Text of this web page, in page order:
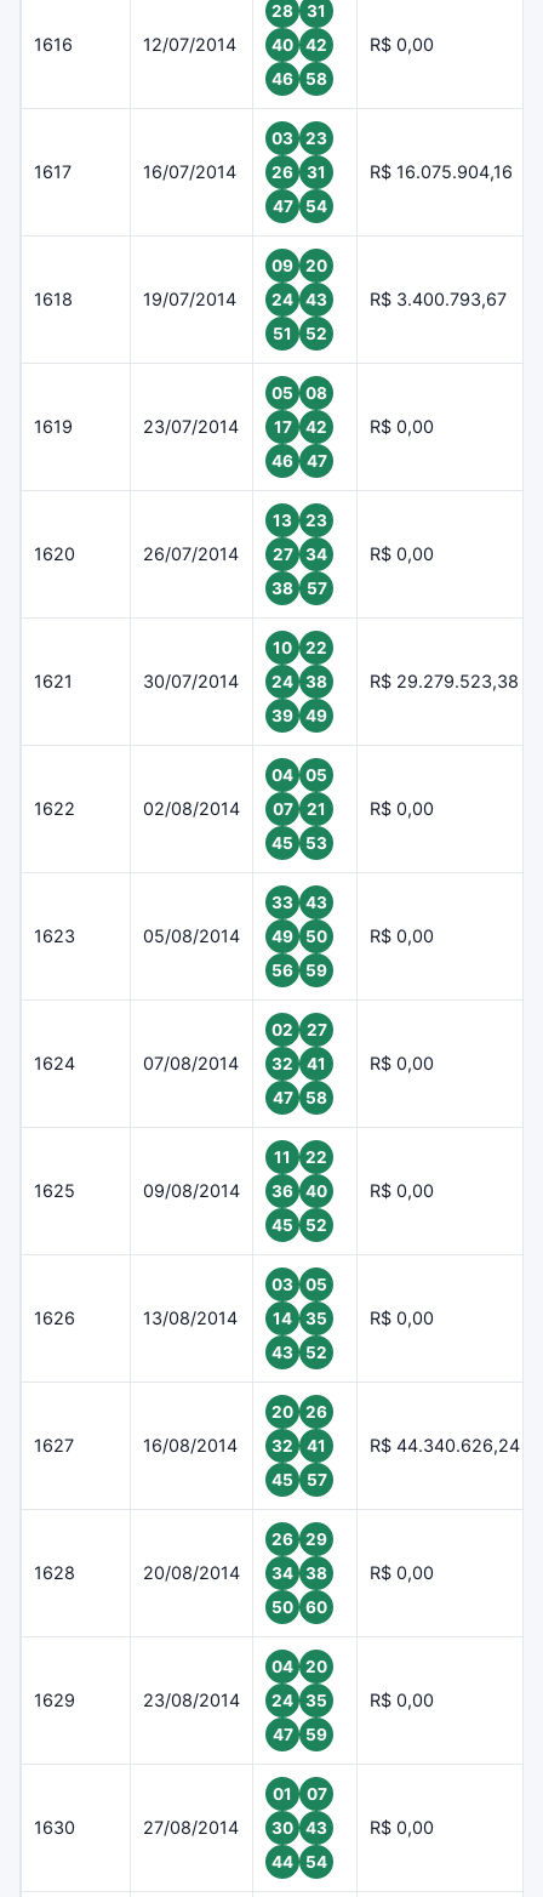
1616 12/07/2014
28
31
40
42
46
58
R$ 0,00
1617 16/07/2014
03
23
26
31
47
54
R$ 16.075.904,16
1618 19/07/2014
09
20
24
43
51
52
R$ 3.400.793,67
1619 23/07/2014
05
08
17
42
46
47
R$ 0,00
1620 26/07/2014
13
23
27
34
38
57
R$ 0,00
1621 30/07/2014
10
22
24
38
39
49
R$ 29.279.523,38
1622 02/08/2014
04
05
07
21
45
53
R$ 0,00
1623 05/08/2014
33
43
49
50
56
59
R$ 0,00
1624 07/08/2014
02
27
32
41
47
58
R$ 0,00
1625 09/08/2014
11
22
36
40
45
52
R$ 0,00
1626 13/08/2014
03
05
14
35
43
52
R$ 0,00
1627 16/08/2014
20
26
32
41
45
57
R$ 44.340.626,24
1628 20/08/2014
26
29
34
38
50
60
R$ 0,00
1629 23/08/2014
04
20
24
35
47
59
R$ 0,00
1630 27/08/2014
01
07
30
43
44
54
R$ 0,00